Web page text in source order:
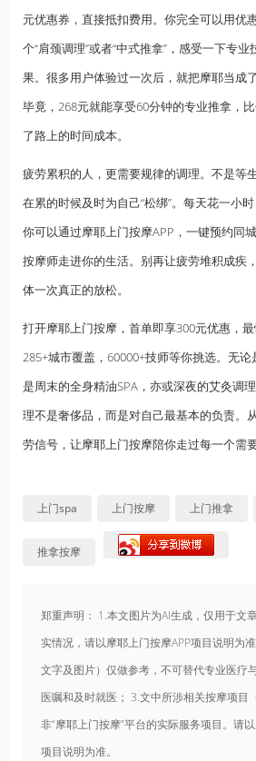
元优惠券，直接抵扣费用。你完全可以用优
个“肩颈调理”或者“中式推拿”，感受一下专
果。很多用户体验过一次后，就把摩耶当成
毕竟，268元就能享受60分钟的专业推拿，
了路上的时间成本。
疲劳累积的人，更需要规律的调理。不是等
在累的时候及时为自己“松绑”。每天花一小
你可以通过摩耶上门按摩APP，一键预约同
按摩师走进你的生活。别再让疲劳堆积成疾
体一次真正的放松。
打开摩耶上门按摩，首单即享300元优惠，
285+城市覆盖，60000+技师等你挑选。无
是周末的全身精油SPA，亦或深夜的艾灸调
理不是奢侈品，而是对自己最基本的负责。
劳信号，让摩耶上门按摩陪你走过每一个需
上门spa 上门按摩 上门推拿
推拿按摩
郑重声明： 1.本文图片为AI生成，仅用于文
实情况，请以摩耶上门按摩APP项目说明为
文字及图片）仅做参考，不可替代专业医疗
医嘱和及时就医； 3.文中所涉相关按摩项目
非“摩耶上门按摩”平台的实际服务项目。请
项目说明为准。